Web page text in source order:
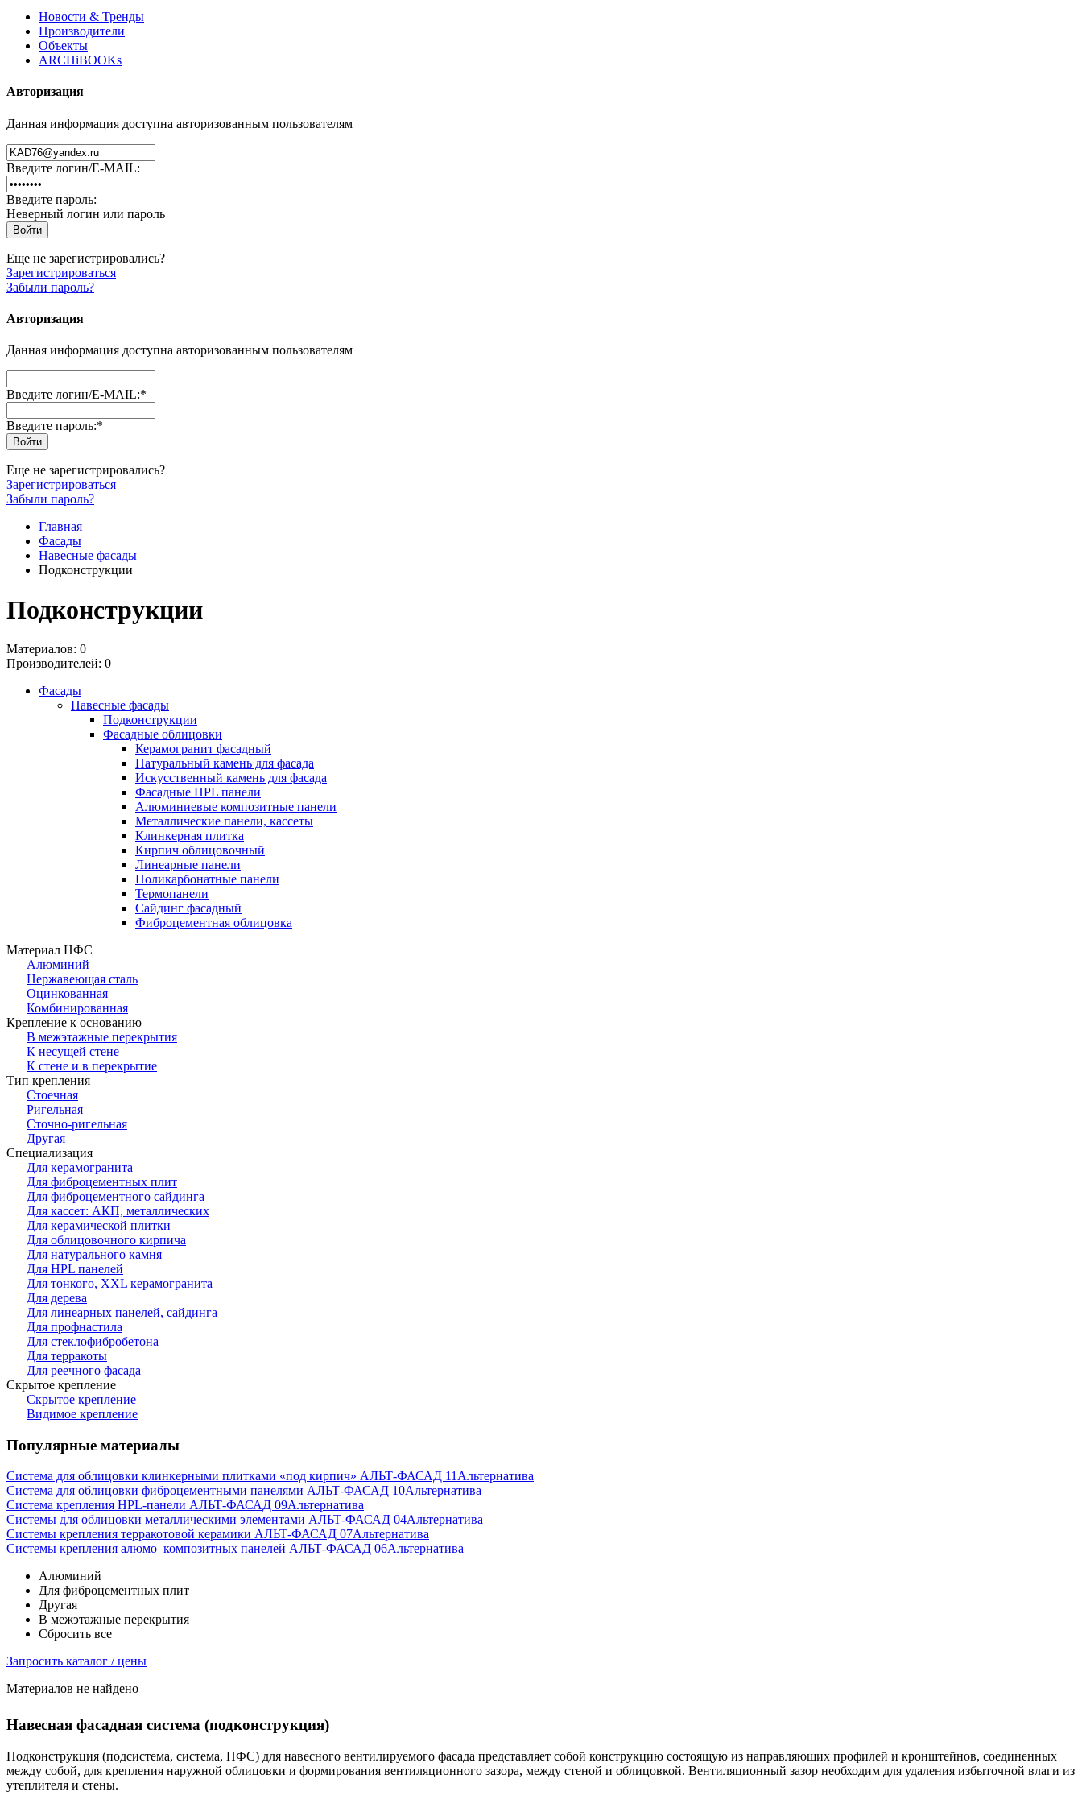
Новости & Тренды
Производители
Объекты
ARCHiBOOKs
Авторизация
Данная информация доступна авторизованным пользователям
Введите логин/E-MAIL:
Введите пароль:
Неверный логин или пароль
Еще не зарегистрировались?
Зарегистрироваться
Забыли пароль?
Авторизация
Данная информация доступна авторизованным пользователям
Введите логин/E-MAIL:*
Введите пароль:*
Еще не зарегистрировались?
Зарегистрироваться
Забыли пароль?
Главная
Фасады
Навесные фасады
Подконструкции
Подконструкции
Материалов: 0
Производителей: 0
Фасады
Навесные фасады
Подконструкции
Фасадные облицовки
Керамогранит фасадный
Натуральный камень для фасада
Искусственный камень для фасада
Фасадные HPL панели
Алюминиевые композитные панели
Металлические панели, кассеты
Клинкерная плитка
Кирпич облицовочный
Линеарные панели
Поликарбонатные панели
Термопанели
Сайдинг фасадный
Фиброцементная облицовка
Материал НФС
Алюминий
Нержавеющая сталь
Оцинкованная
Комбинированная
Крепление к основанию
В межэтажные перекрытия
К несущей стене
К стене и в перекрытие
Тип крепления
Стоечная
Ригельная
Сточно-ригельная
Другая
Специализация
Для керамогранита
Для фиброцементных плит
Для фиброцементного сайдинга
Для кассет: АКП, металлических
Для керамической плитки
Для облицовочного кирпича
Для натурального камня
Для HPL панелей
Для тонкого, XXL керамогранита
Для дерева
Для линеарных панелей, сайдинга
Для профнастила
Для стеклофибробетона
Для терракоты
Для реечного фасада
Скрытое крепление
Скрытое крепление
Видимое крепление
Популярные материалы
Система для облицовки клинкерными плитками «под кирпич» АЛЬТ-ФАСАД 11 Альтернатива
Система для облицовки фиброцементными панелями АЛЬТ-ФАСАД 10Альтернатива
Система крепления HPL-панели АЛЬТ-ФАСАД 09Альтернатива
Системы для облицовки металлическими элементами АЛЬТ-ФАСАД 04Альтернатива
Системы крепления терракотовой керамики АЛЬТ-ФАСАД 07Альтернатива
Cистемы крепления алюмо–композитных панелей АЛЬТ-ФАСАД 06Альтернатива
Алюминий
Для фиброцементных плит
Другая
В межэтажные перекрытия
Сбросить все
Запросить каталог / цены
Материалов не найдено
Навесная фасадная система (подконструкция)
Подконструкция (подсистема, система, НФС) для навесного вентилируемого фасада представляет собой конструкцию состоящую из направляющих профилей и кронштейнов, соединенных
между собой, для крепления наружной облицовки и формирования вентиляционного зазора, между стеной и облицовкой. Вентиляционный зазор необходим для удаления избыточной влаги из
утеплителя и стены.